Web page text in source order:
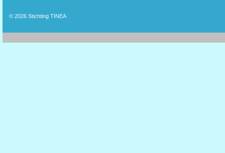
© 2026 Stichting TINEA